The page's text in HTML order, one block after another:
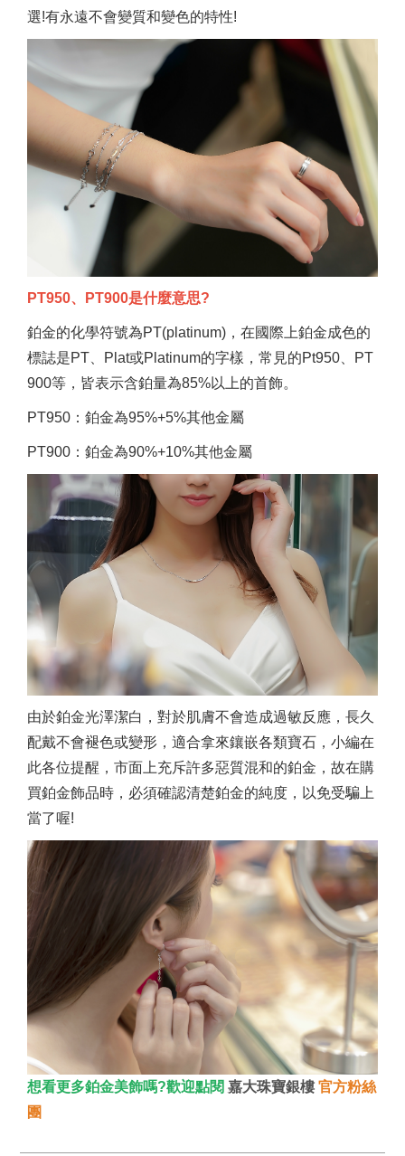
選!有永遠不會變質和變色的特性!
PT950、PT900是什麼意思?
鉑金的化學符號為PT(platinum)，在國際上鉑金成色的
標誌是PT、Plat或Platinum的字樣，常見的Pt950、PT
900等，皆表示含鉑量為85%以上的首飾。
PT950：鉑金為95%+5%其他金屬
PT900：鉑金為90%+10%其他金屬
由於鉑金光澤潔白，對於肌膚不會造成過敏反應，長久
配戴不會褪色或變形，適合拿來鑲嵌各類寶石，小編在
此各位提醒，市面上充斥許多惡質混和的鉑金，故在購
買鉑金飾品時，必須確認清楚鉑金的純度，以免受騙上
當了喔!
想看更多鉑金美飾嗎?歡迎點閱 嘉大珠寶銀樓 官方粉絲
團